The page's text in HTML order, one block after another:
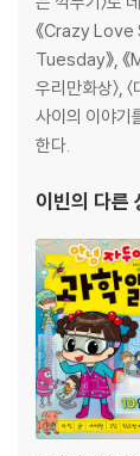
최첨단 농부의 하
-농부들이 가상
자두의 수련 일기
-군인들이 가상
우리 집에 괴물이
-증강 현실이란
쪽지 시험·62
-증강 현실은 누
도와줘, 램프의
-스마트폰만 있
성형 미인이 되다
-증강 현실로 성
몬스터를 잡아라
-증강 현실을 이
《Crazy Love
Tuesday》, 《
우리만화상〉,
사이의 이야기
한다.
이빈의 다른